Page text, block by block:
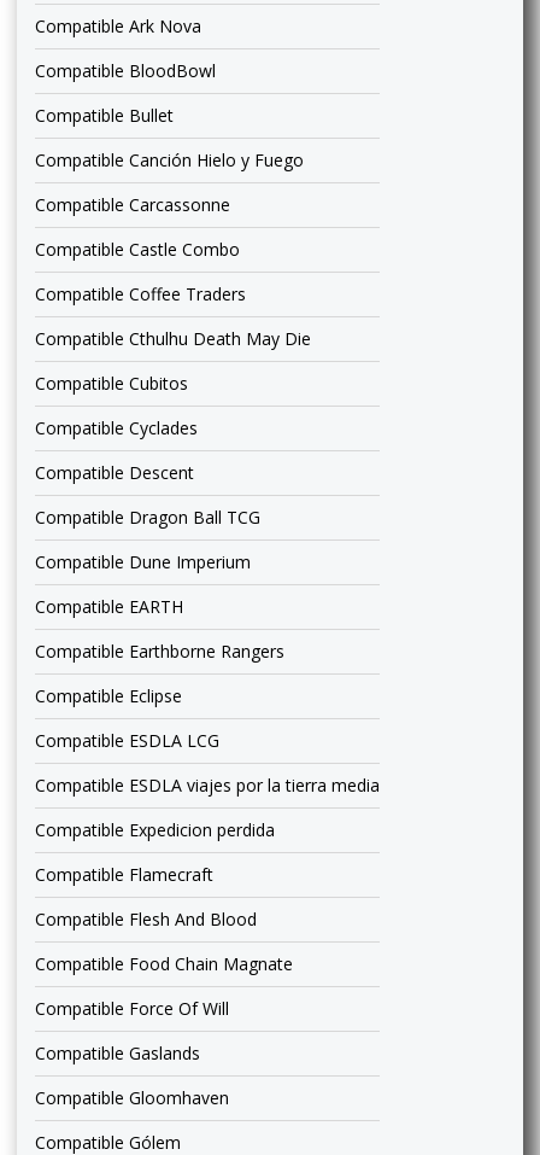
Compatible Ark Nova
Compatible BloodBowl
Compatible Bullet
Compatible Canción Hielo y Fuego
Compatible Carcassonne
Compatible Castle Combo
Compatible Coffee Traders
Compatible Cthulhu Death May Die
Compatible Cubitos
Compatible Cyclades
Compatible Descent
Compatible Dragon Ball TCG
Compatible Dune Imperium
Compatible EARTH
Compatible Earthborne Rangers
Compatible Eclipse
Compatible ESDLA LCG
Compatible ESDLA viajes por la tierra media
Compatible Expedicion perdida
Compatible Flamecraft
Compatible Flesh And Blood
Compatible Food Chain Magnate
Compatible Force Of Will
Compatible Gaslands
Compatible Gloomhaven
Compatible Gólem